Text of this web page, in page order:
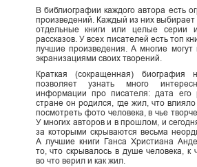
В библиографии каждого автора есть
произведений. Каждый из них
отдельные книги или целые серии
рассказов. У всех писателей есть топ
лучшие произведения. А многие могут
экранизациями своих творений.
Краткая (сокращенная) биография
позволяет узнать много
информации про писателя: дата его
стране он родился, где жил, что
посмотреть фото человека, в чье
У многих авторов и в прошлом, и
за которыми скрываются весьма
А лучшие книги Ганса Христиана
то, что скрывалось в душе человека, к
во что верил и как жил.